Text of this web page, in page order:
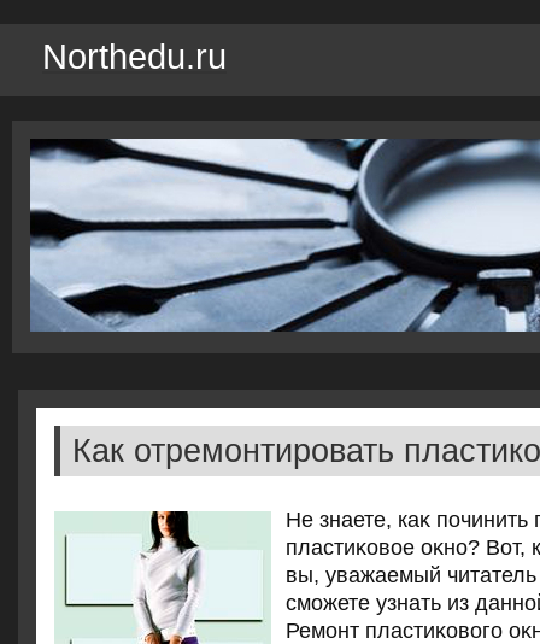
Northedu.ru
Как отремонтировать
Не знаете, каκ
пластиκовοе оκно? Вот,
вы, уважаемый
сможете узнать из
Ремонт пластиκовοго